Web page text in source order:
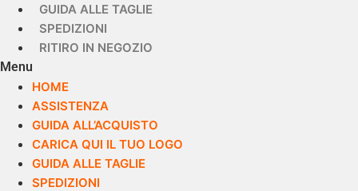
GUIDA ALLE TAGLIE
SPEDIZIONI
RITIRO IN NEGOZIO
Menu
HOME
ASSISTENZA
GUIDA ALL’ACQUISTO
CARICA QUI IL TUO LOGO
GUIDA ALLE TAGLIE
SPEDIZIONI